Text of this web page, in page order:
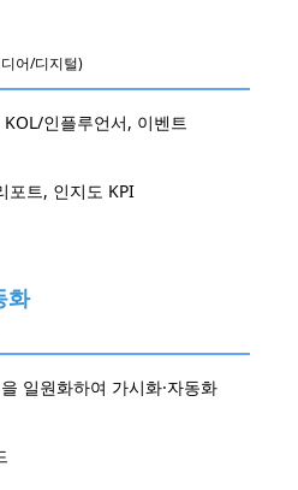
어/디지털)
인플루언서, 이벤트
포트, 인지도 KPI
화
일원화하여 가시화·자동화